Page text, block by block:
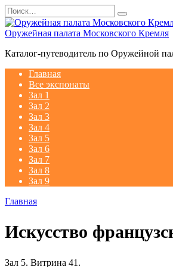
Перейти
к
содержанию
Search
for:
Оружейная палата Московского Кремля
Каталог-путеводитель по Оружейной
Главная
Все экспонаты
Зал 1
Зал 2
Зал 3
Зал 4
Зал 5
Зал 6
Зал 7
Зал 8
Зал 9
Главная
Искусство
Зал 5. Витрина 41.